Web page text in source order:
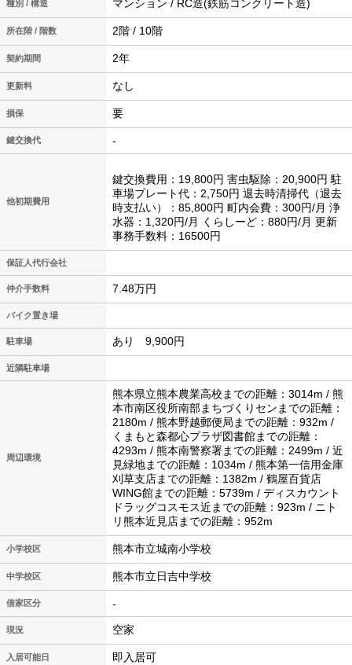
種別 / 構造 マンション / RC造(鉄筋コンクリート造)
所在階 / 階数 2階 / 10階
契約期間 2年
更新料 なし
損保 要
鍵交換代 -
他初期費用
鍵交換費用：19,800円 害虫駆除：20,900円 駐
車場プレート代：2,750円 退去時清掃代（退去
時支払い）：85,800円 町内会費：300円/月 浄
水器：1,320円/月 くらしーど：880円/月 更新
事務手数料：16500円
保証人代行会社
仲介手数料 7.48万円
バイク置き場
駐車場 あり 9,900円
近隣駐車場
周辺環境
熊本県立熊本農業高校までの距離：3014m / 熊
本市南区役所南部まちづくりセンまでの距離：
2180m / 熊本野越郵便局までの距離：932m /
くまもと森都心プラザ図書館までの距離：
4293m / 熊本南警察署までの距離：2499m / 近
見緑地までの距離：1034m / 熊本第一信用金庫
刈草支店までの距離：1382m / 鶴屋百貨店
WING館までの距離：5739m / ディスカウント
ドラッグコスモス近までの距離：923m / ニト
リ熊本近見店までの距離：952m
小学校区 熊本市立城南小学校
中学校区 熊本市立日吉中学校
借家区分 -
現況 空家
入居可能日 即入居可